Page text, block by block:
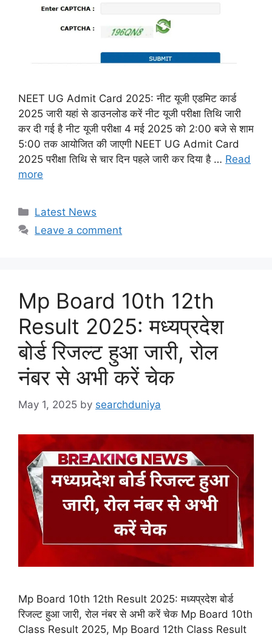
NEET UG Admit Card 2025: नीट यूजी एडमिट कार्ड
2025 जारी यहां से डाउनलोड करें नीट यूजी परीक्षा तिथि जारी
कर दी गई है नीट यूजी परीक्षा 4 मई 2025 को 2:00 बजे से शाम
5:00 तक आयोजित की जाएगी NEET UG Admit Card
2025 परीक्षा तिथि से चार दिन पहले जारी कर दिया है … Read
more
Categories
Latest News
Leave a comment
Mp Board 10th 12th
Result 2025: मध्यप्रदेश
बोर्ड रिजल्ट हुआ जारी, रोल
नंबर से अभी करें चेक
May 1, 2025 by searchduniya
Mp Board 10th 12th Result 2025: मध्यप्रदेश बोर्ड
रिजल्ट हुआ जारी, रोल नंबर से अभी करें चेक Mp Board 10th
Class Result 2025, Mp Board 12th Class Result